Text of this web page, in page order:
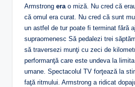
Armstrong erao miză. Nu cred că
că omul era curat. Nu cred că sunt
un astfel de tur poate fi terminat fără
supraomenesc Să pedalezi trei
să traversezi munţi cu zeci de
performanţă care este undeva la
umane. Spectacolul TV forţează la
faţă ritmului. Armstrong a ridicat